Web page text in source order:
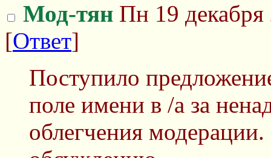
Мод-тян Пн 19
[Ответ]
Поступило
поле имени в /a за
облегчения